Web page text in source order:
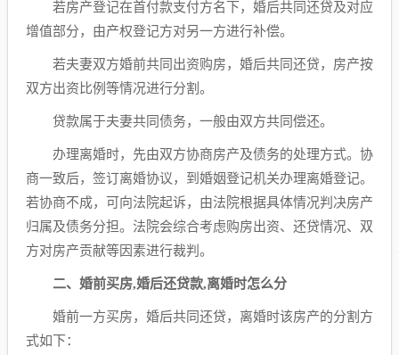
若房产登记在首付款支付方名下，婚后共同还贷及对应
增值部分，由产权登记方对另一方进行补偿。
若夫妻双方婚前共同出资购房，婚后共同还贷，房产按
双方出资比例等情况进行分割。
贷款属于夫妻共同债务，一般由双方共同偿还。
办理离婚时，先由双方协商房产及债务的处理方式。协
商一致后，签订离婚协议，到婚姻登记机关办理离婚登记。
若协商不成，可向法院起诉，由法院根据具体情况判决房产
归属及债务分担。法院会综合考虑购房出资、还贷情况、双
方对房产贡献等因素进行裁判。
二、婚前买房,婚后还贷款,离婚时怎么分
婚前一方买房，婚后共同还贷，离婚时该房产的分割方
式如下：